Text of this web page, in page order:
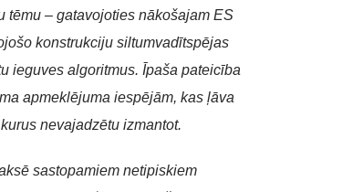
tēmu – gatavojoties nākošajam ES
konstrukciju siltumvadītspējas
ieguves algoritmus. Īpaša pateicība
apmeklējuma iespējām, kas ļāva
nevajadzētu izmantot.
sastopamiem netipiskiem